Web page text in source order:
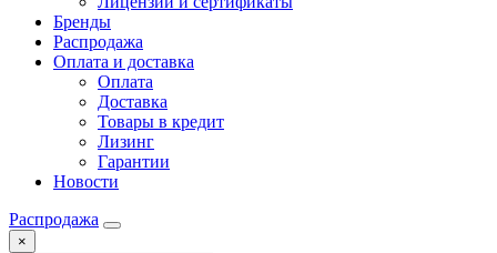
Бренды
Распродажа
Оплата и доставка
Оплата
Доставка
Товары в кредит
Лизинг
Гарантии
Новости
Распродажа
×